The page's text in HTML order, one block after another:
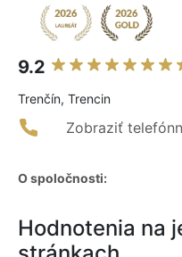
9.2
Trenčín, Trencin
Zobraziť
O spoločnosti:
Hodnotenia na